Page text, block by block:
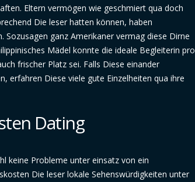
Eltern vermögen wie geschmiert qua doch
Die leser hatten können, haben
ganz Amerikaner vermag diese Dirne
Mädel konnte die ideale Begleiterin pro
frischer Platz sei. Falls Diese einander
erfahren Diese viele gute Einzelheiten qua ihre
Dating
keine Probleme unter einsatz von ein
Die leser lokale Sehenswürdigkeiten unter